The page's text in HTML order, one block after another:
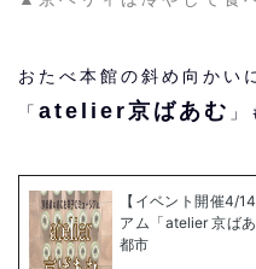
おたべ本館の斜め向かい
「 atelier京ばあむ